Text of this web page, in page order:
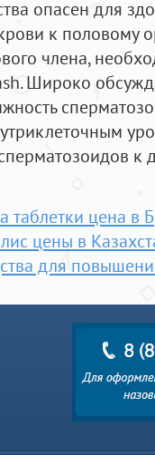
опасен для
к половому
члена,
Широко
таблетки цена в
цены в
для